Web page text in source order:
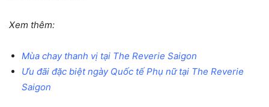
Xem thêm:
Mùa chay thanh vị tại The Reverie Saigon
Ưu đãi đặc biệt ngày Quốc tế Phụ nữ tại The Reverie
Saigon